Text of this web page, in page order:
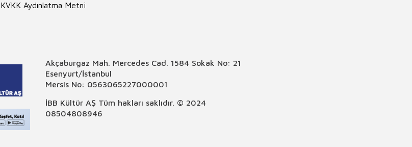
KVKK Aydınlatma Metni
Akçaburgaz Mah. Mercedes Cad. 1584 Sokak No: 21
Esenyurt/İstanbul
Mersis No: 0563065227000001
İBB Kültür AŞ Tüm hakları saklıdır. © 2024
08504808946